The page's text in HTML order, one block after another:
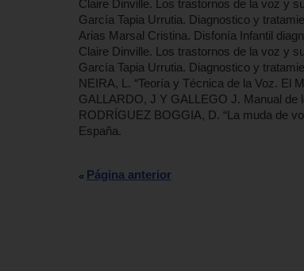
Claire Dinville. Los trastornos de la voz y
García Tapia Urrutia. Diagnostico y
Arias Marsal Cristina. Disfonía Infantil
Claire Dinville. Los trastornos de la voz y
García Tapia Urrutia. Diagnostico y
NEIRA, L. “Teoría y Técnica de la Voz. El
GALLARDO, J Y GALLEGO J. Manual de
RODRÍGUEZ BOGGIA, D. “La muda de
España.
Página anterior